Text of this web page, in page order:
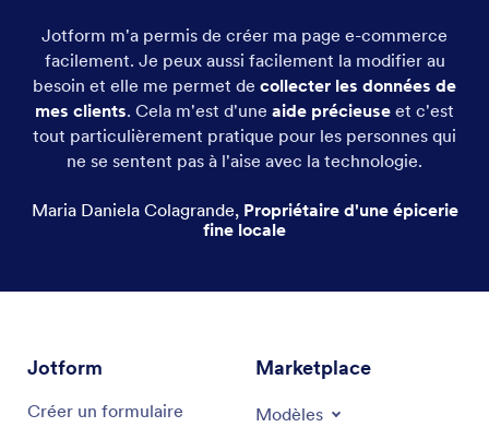
Jotform m'a permis de créer ma page e-commerce
facilement. Je peux aussi facilement la modifier au
besoin et elle me permet de collecter les données de
mes clients. Cela m'est d'une aide précieuse et c'est
tout particulièrement pratique pour les personnes qui
ne se sentent pas à l'aise avec la technologie.
Maria Daniela Colagrande, Propriétaire d'une épicerie
fine locale
Jotform
Créer un formulaire
Marketplace
Modèles